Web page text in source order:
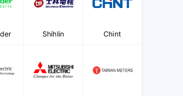
Shihlin Chint